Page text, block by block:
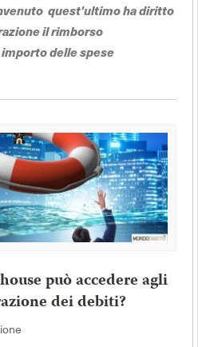
quest'ultimo ha diritto
il rimborso
delle spese
può accedere agli
dei debiti?